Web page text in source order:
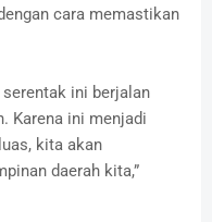
cara memastikan
ini berjalan
Karena ini menjadi
kita akan
daerah kita,”